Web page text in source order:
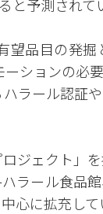
予測されて
品目の発
ションの必
ラール認証
ジェクト」
ラール食品
心に拡充して